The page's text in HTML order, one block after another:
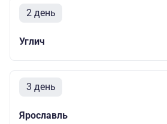
2 день
Углич
3 день
Ярославль